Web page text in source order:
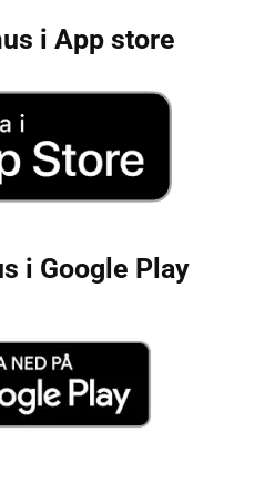
i App store
i Google Play